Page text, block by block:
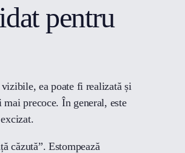
pentru
ea poate fi realizată și
precoce. În general, este
căzută”. Estompează